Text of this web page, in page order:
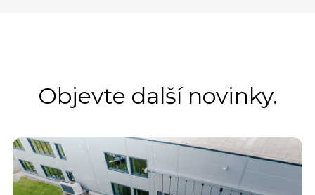
Objevte další novinky.